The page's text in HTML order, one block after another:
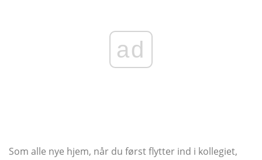
ad
Som alle nye hjem, når du først flytter ind i kollegiet,